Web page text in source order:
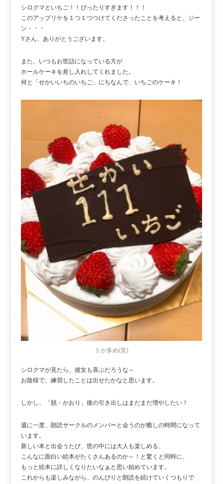
シロクマといちご！！ぴったりすぎます！！！
このアップリケを１つ１つつけてくださったことを考えると、ジー
ン・・・
Yさん、ありがとうございます。
また、いつもお世話になっている方が
ホールケーキを差し入れしてくれました。
何と「せかいいちのいちご」にちなんで、いちごのケーキ！
１が多め(笑)
シロクマが見たら、彼女も喜ぶだろうな～
お陰様で、練習したことは出せたかなと思います。
しかし、「脱・かおり」後の引き出しはまだまだ増やしたい！
週に一度、朗読サークルのメンバーと会うのが癒しの時間になって
います。
新しい本と出会うたび、世の中には大人も楽しめる、
こんなに面白い絵本がたくさんあるのか～！と驚くと同時に、
もっと絵本に詳しくなりたいなぁと思い始めています。
これからも楽しみながら、のんびりと朗読を続けていくつもりで